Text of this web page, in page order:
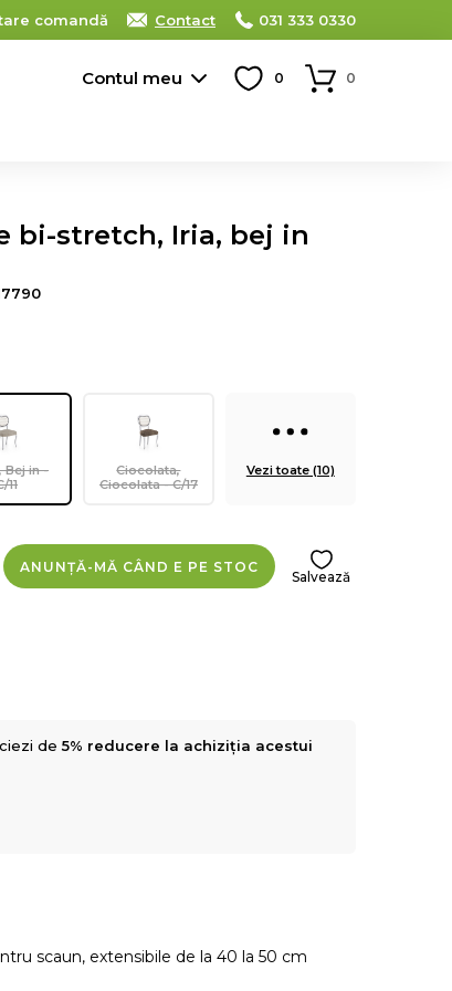
comandă Contact 031 333 0330
Contul meu 0 0
bi-stretch, Iria, bej in
Bej in -
11
Ciocolata,
Ciocolata - C/17
Vezi toate (10)
ANUNȚĂ-MĂ CÂND E PE STOC
Salvează
de5% reducere la achiziția acestui
scaun, extensibile de la 40 la 50 cm